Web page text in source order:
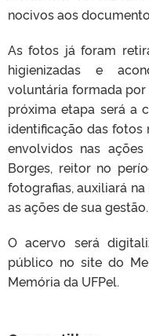
nocivos aos
As fotos já foram
higienizadas e
voluntária formada
próxima etapa será a
identificação das
envolvidos nas ações
Borges, reitor no
fotografias, auxiliará
as ações de sua gestão.
O acervo será
público no site do
Memória da UFPel.